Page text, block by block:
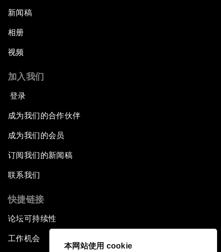
本网站使用 cookie
新闻稿
相册
视频
加入我们
登录
成为我们的合作伙伴
成为我们的会员
订阅我们的新闻稿
联系我们
快捷链接
论坛可持续性
工作机会